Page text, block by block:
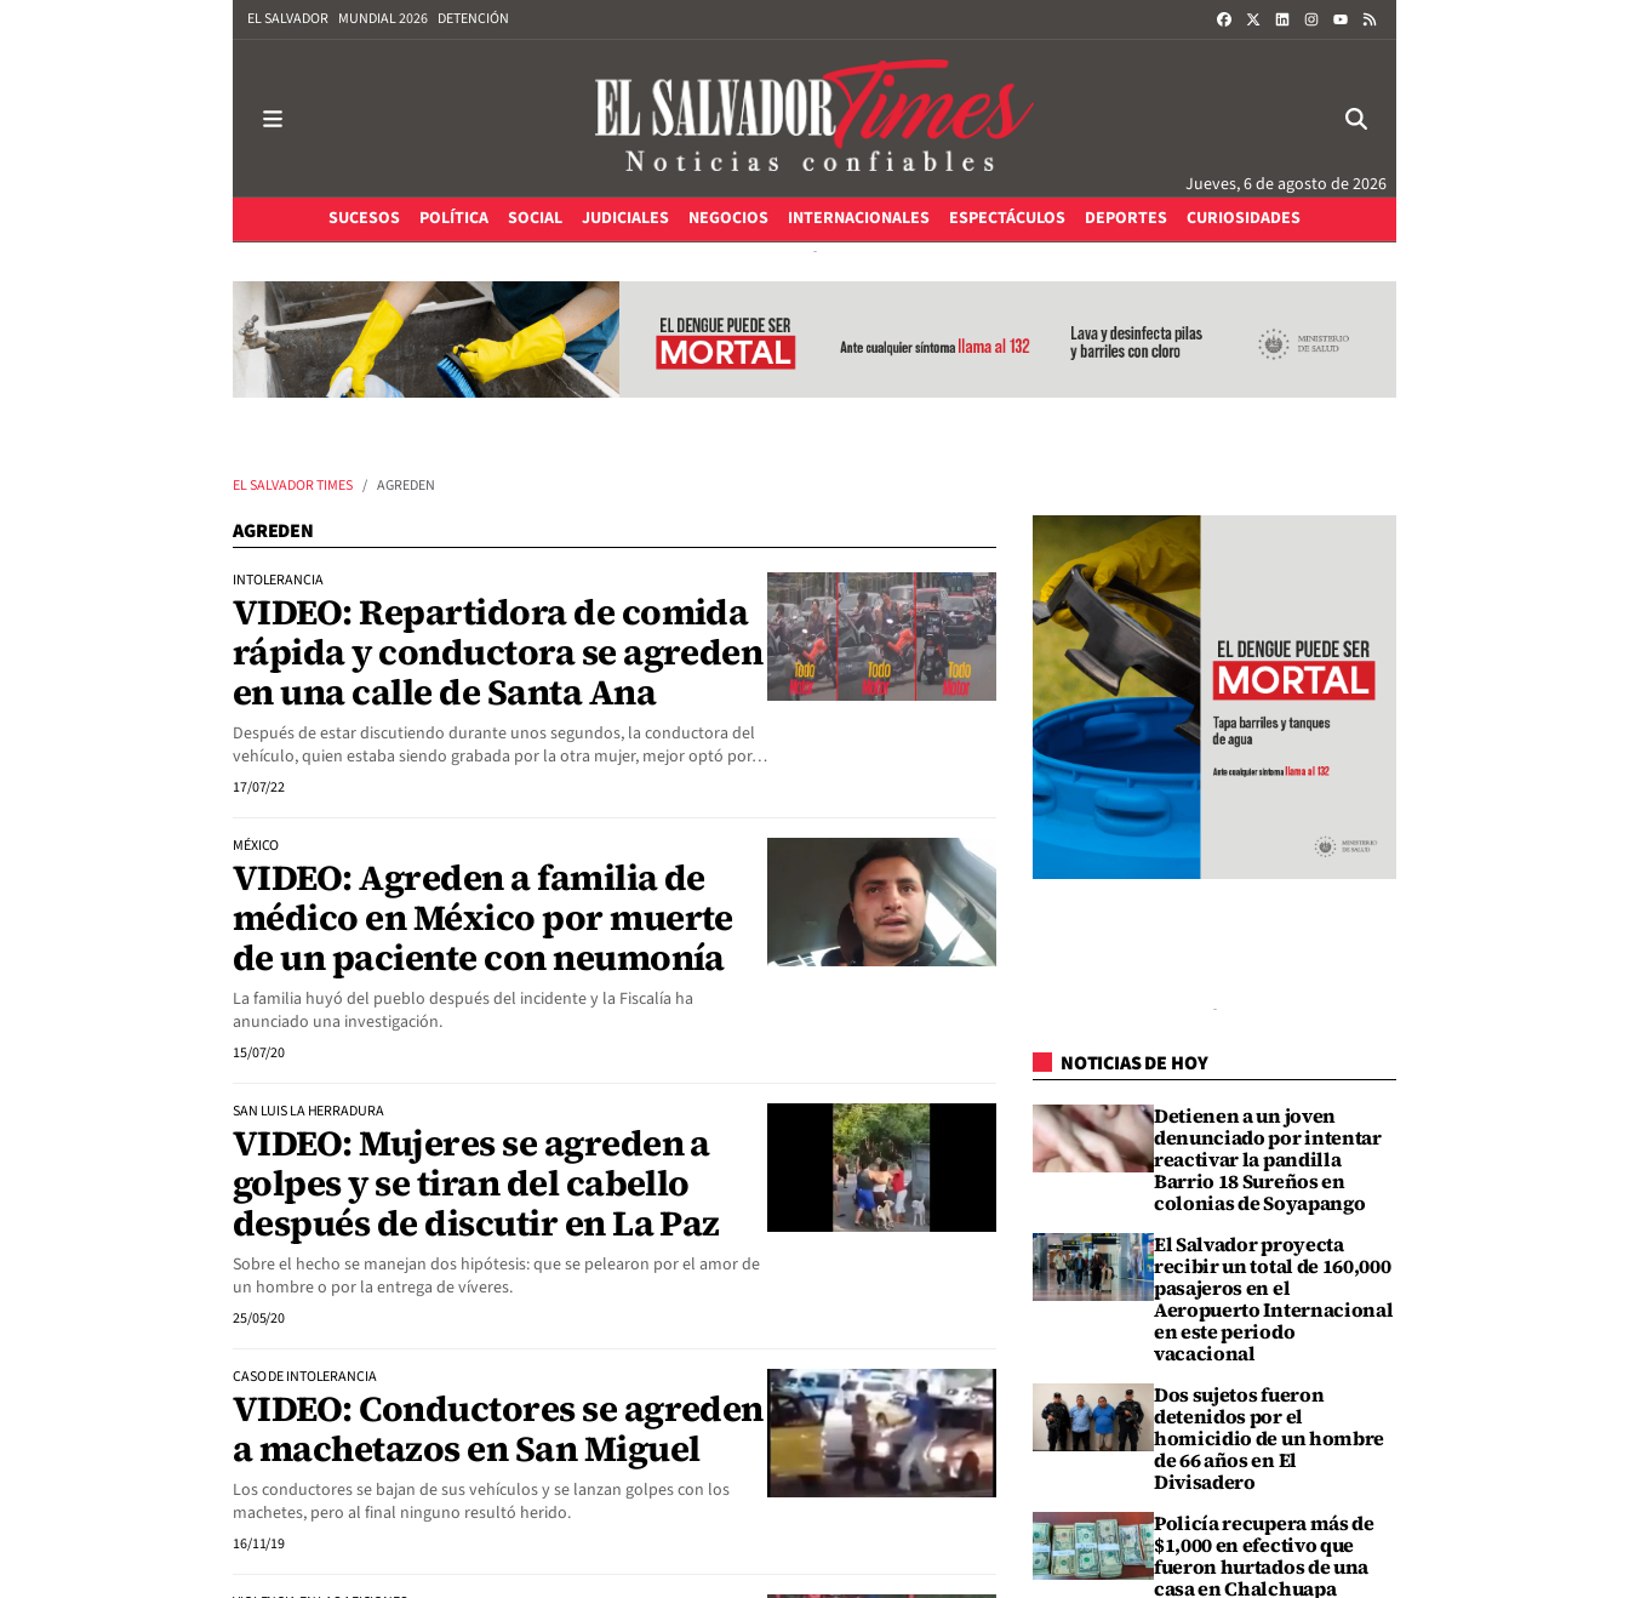
EL SALVADOR MUNDIAL 2026 DETENCIÓN FACEBOOKLINKEDININSTAGRAM
Jueves, 6 de agosto de 2026
SUCESOS
POLÍTICA SOCIAL JUDICIALES NEGOCIOS INTERNACIONALES ESPECTÁCULOS DEPORTES CURIOSIDADES
EL SALVADOR TIMES AGREDEN
AGREDEN
INTOLERANCIA
VIDEO: Repartidora de comida
rápida y conductora se agreden
en una calle de Santa Ana
Después de estar discutiendo durante unos segundos, la conductora del
vehículo, quien estaba siendo grabada por la otra mujer, mejor optó por…
17/07/22
MÉXICO
VIDEO: Agreden a familia de
médico en México por muerte
de un paciente con neumonía
La familia huyó del pueblo después del incidente y la Fiscalía ha
anunciado una investigación.
15/07/20
SAN LUIS LA HERRADURA
VIDEO: Mujeres se agreden a
golpes y se tiran del cabello
después de discutir en La Paz
Sobre el hecho se manejan dos hipótesis: que se pelearon por el amor de
un hombre o por la entrega de víveres.
25/05/20
CASO DE INTOLERANCIA
VIDEO: Conductores se agreden
a machetazos en San Miguel
Los conductores se bajan de sus vehículos y se lanzan golpes con los
machetes, pero al final ninguno resultó herido.
16/11/19
NOTICIAS DE HOY
Detienen a un joven
denunciado por intentar
reactivar la pandilla
Barrio 18 Sureños en
colonias de Soyapango
El Salvador proyecta
recibir un total de 160,000
pasajeros en el
Aeropuerto Internacional
en este periodo
vacacional
Dos sujetos fueron
detenidos por el
homicidio de un hombre
de 66 años en El
Divisadero
Policía recupera más de
$1,000 en efectivo que
fueron hurtados de una
casa en Chalchuapa